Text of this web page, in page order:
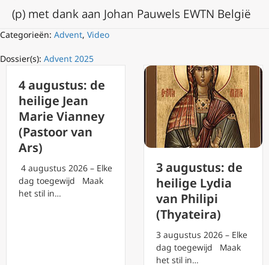
(p) met dank aan Johan Pauwels EWTN België
Categorieën: Advent, Video
Dossier(s): Advent 2025
4 augustus: de
heilige Jean
Marie Vianney
(Pastoor van
Ars)
4 augustus 2026 – Elke
dag toegewijd Maak
het stil in…
3 augustus: de
heilige Lydia
van Philipi
(Thyateira)
3 augustus 2026 – Elke
dag toegewijd Maak
het stil in…